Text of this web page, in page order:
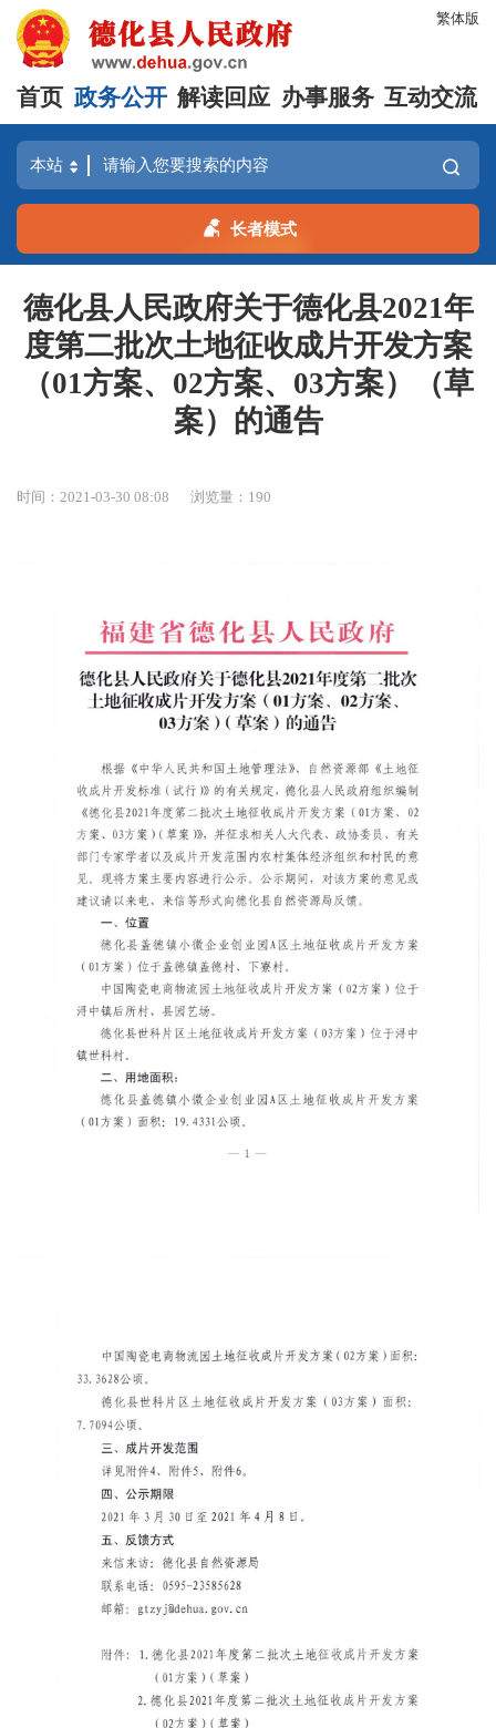
繁体版
首页 政务公开 解读回应 办事服务 互动交流
长者模式
德化县人民政府关于德化县2021年
度第二批次土地征收成片开发方案
（01方案、02方案、03方案）（草
案）的通告
时间：2021-03-30 08:08 浏览量： 190